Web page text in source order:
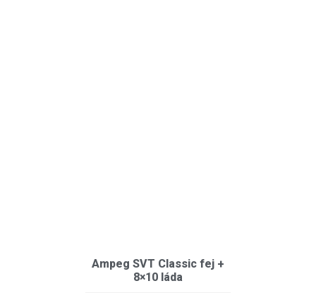
Ampeg SVT Classic fej +
8×10 láda